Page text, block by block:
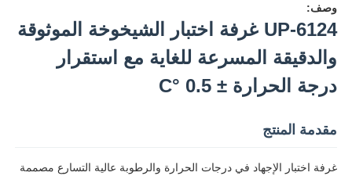
وصف:
UP-6124 غرفة اختبار الشيخوخة الموثوقة
والدقيقة المسرعة للغاية مع استقرار
درجة الحرارة ± 0.5 °C
مقدمة المنتج
غرفة اختبار الإجهاد في درجات الحرارة والرطوبة عالية التسارع مصممة